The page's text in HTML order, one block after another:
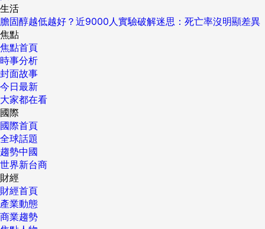
生活
膽固醇越低越好？近9000人實驗破解迷思：死亡率沒明顯差異
焦點
焦點首頁
時事分析
封面故事
今日最新
大家都在看
國際
國際首頁
全球話題
趨勢中國
世界新台商
財經
財經首頁
產業動態
商業趨勢